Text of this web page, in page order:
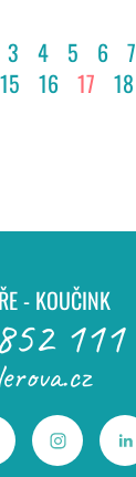
3 4 5 6 7
15 16 17 18
- KOUČINK
111